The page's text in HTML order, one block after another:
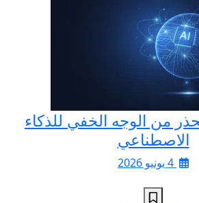
من الوجه الخفي للذكاء
الاصطناعي